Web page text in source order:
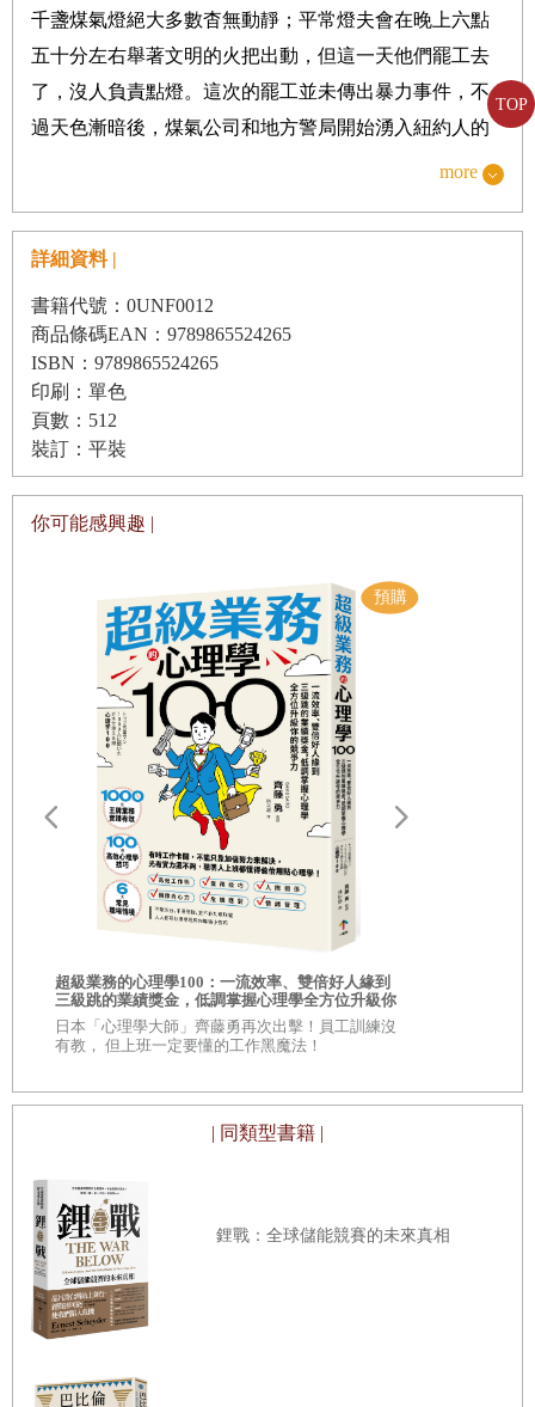
TOP
PART 5未來
第 13章 富裕之路
千盞煤氣燈絕大多數杳無動靜；平常燈夫會在晚上六點
五十分左右舉著文明的火把出動，但這一天他們罷工去
了，沒人負責點燈。這次的罷工並未傳出暴力事件，不
過天色漸暗後，煤氣公司和地方警局開始湧入紐約人的
抱怨。警察被派去點亮街區，但沒有梯子的點燈簡直是
亂。成群結隊的哈林區男孩發明了一項新娛樂：每當有
警員成功點燃了一盞燈，男孩們就隨後爬上燈柱、弄熄
燈火，接著趁亂逃跑。公園大道（
名少年被捕，罪名正是撲熄警員點好的燈。街上的每盞
燈就算亮起來了，也撐不了多久。到了晚上九點，唯一
有亮光的公共區域僅限中央公園裡的幾條橫向道路，因
為那裡裝的是電燈。
我們經常一不小心就簡化歷史。然而，如果說過去兩個
世紀的經濟與社會變遷背後有一個主導的因素，技術的
）的話來講，要是少了技術革新，「資本累積將
等同將一架架的木犁堆在木犁上。」 經濟學家估算，富
國與貧國的所得差異，超過八
○％可以用技術採用率的不
同來解釋。 此外，光看所得也遠遠未能完整呈現發生的
轉變。實在很難想像我曾祖母所處的世界：世人最遠只
能抵達馬匹或火車能帶他們前往的地方。晚上唯一能打
破黑暗的方法就只有蠟燭或油燈。工作必須耗費很大的
體力。很少女性從事有薪水的工作。家是女人的工作場
所，要用敞開的壁爐準備餐點，還得砍柴當燃料，才有
辦法煮東西吃、讓家中保持溫暖。此外，你還得拿著水
也難怪民眾對於技術進
步十分熱衷，甚至歡天喜地迎接技術的到來。一九一五
年，《文學文摘》（Literary Digest）刊登的文章信心滿
菌或受傷，鄉村的人民可以前往城鎮調養身體」。 愛迪
生本人也相信，人類持續進步時有一個最大的阻礙就是
技術是民眾的新信仰，大家都認為，沒有什麼問題是技
術無法解決的。
事後看來，技術帶來的種種好處竟沒有被十九世紀初的
經濟學家們認可，確實挺令人吃驚；像是馬爾薩斯
其實並不認為技術將改變人類的命運。十九世紀與二十
more
詳細資料 |
書籍代號：0UNF0012
商品條碼EAN：9789865524265
ISBN：9789865524265
印刷：單色
頁數：512
裝訂：平裝
你可能感興趣 |
超級業務的心理學100：一流效率、雙倍好人緣到
三級跳的業績獎金，低調掌握心理學全方位升級你
的競爭力
日本「心理學大師」齊藤勇再次出擊！員工訓練沒
有教， 但上班一定要懂的工作黑魔法！
| 同類型書籍 |
鋰戰：全球儲能競賽的未來真相